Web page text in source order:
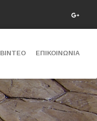
ΒΙΝΤΕΟ ΕΠΙΚΟΙΝΩΝΙΑ